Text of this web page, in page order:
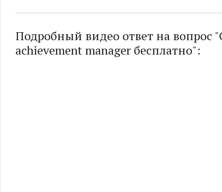
Подробный видео ответ на вопрос
achievement manager бесплатно":